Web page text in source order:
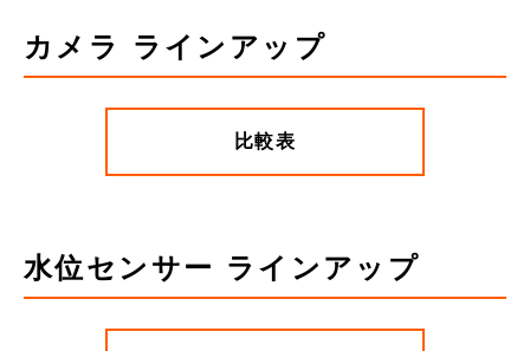
カメラ ラインアップ
比較表
水位センサー ラインアップ